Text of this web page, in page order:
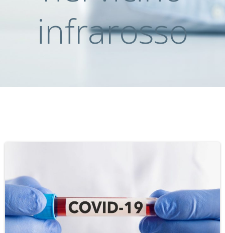
infrarosso